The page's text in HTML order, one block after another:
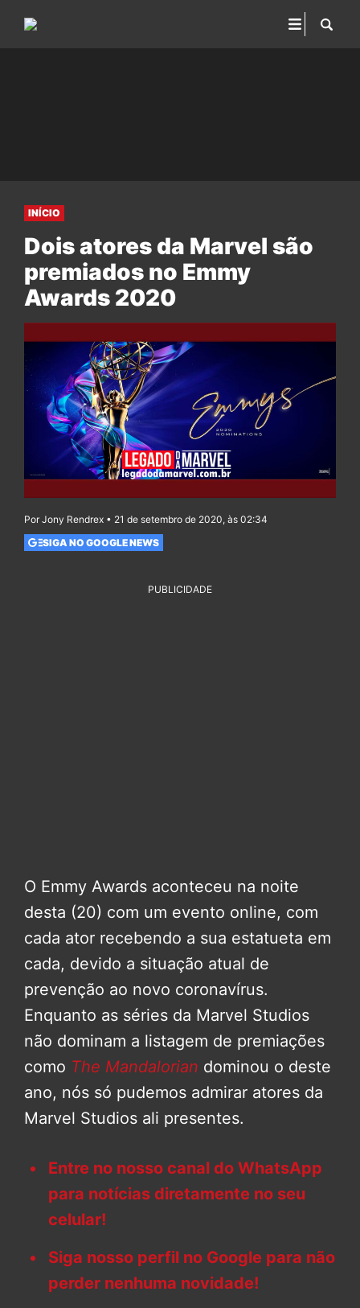
INÍCIO
Dois atores da Marvel são
premiados no Emmy
Awards 2020
Por Jony Rendrex • 21 de setembro de 2020, às 02:34
SIGA NO GOOGLE NEWS
PUBLICIDADE
O Emmy Awards aconteceu na noite
desta (20) com um evento online, com
cada ator recebendo a sua estatueta em
cada, devido a situação atual de
prevenção ao novo coronavírus.
Enquanto as séries da Marvel Studios
não dominam a listagem de premiações
como The Mandalorian dominou o deste
ano, nós só pudemos admirar atores da
Marvel Studios ali presentes.
Entre no nosso canal do WhatsApp
para notícias diretamente no seu
celular!
Siga nosso perfil no Google para não
perder nenhuma novidade!